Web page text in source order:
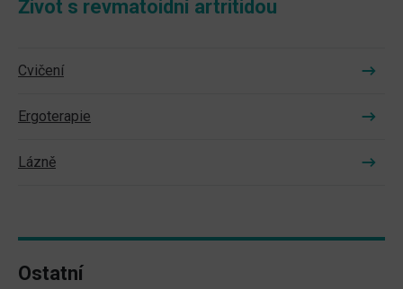
Život s revmatoidní artritidou
Cvičení
Ergoterapie
Lázně
Ostatní